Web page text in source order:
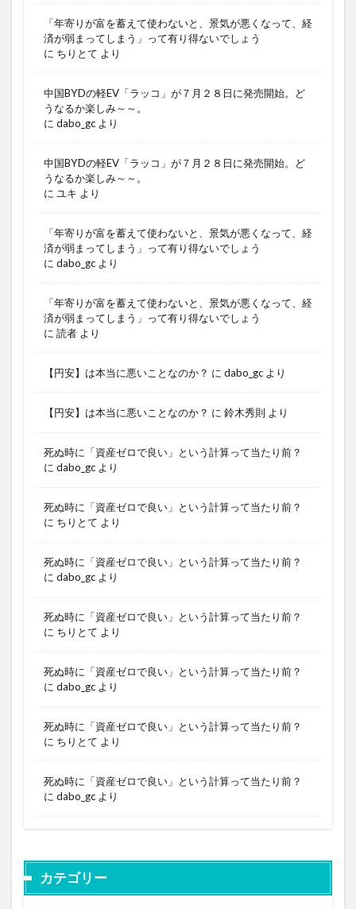
「年寄りが富を蓄えて使わないと、景気が悪くなって、経
済が弱まってしまう」って有り得ないでしょう
に ちりとて より
中国BYDの軽EV「ラッコ」が７月２８日に発売開始。ど
うなるか楽しみ～～。
に dabo_gc より
中国BYDの軽EV「ラッコ」が７月２８日に発売開始。ど
うなるか楽しみ～～。
に ユキ より
「年寄りが富を蓄えて使わないと、景気が悪くなって、経
済が弱まってしまう」って有り得ないでしょう
に dabo_gc より
「年寄りが富を蓄えて使わないと、景気が悪くなって、経
済が弱まってしまう」って有り得ないでしょう
に 読者 より
【円安】は本当に悪いことなのか？ に dabo_gc より
【円安】は本当に悪いことなのか？ に 鈴木秀則 より
死ぬ時に「資産ゼロで良い」という計算って当たり前？
に dabo_gc より
死ぬ時に「資産ゼロで良い」という計算って当たり前？
に ちりとて より
死ぬ時に「資産ゼロで良い」という計算って当たり前？
に dabo_gc より
死ぬ時に「資産ゼロで良い」という計算って当たり前？
に ちりとて より
死ぬ時に「資産ゼロで良い」という計算って当たり前？
に dabo_gc より
死ぬ時に「資産ゼロで良い」という計算って当たり前？
に ちりとて より
死ぬ時に「資産ゼロで良い」という計算って当たり前？
に dabo_gc より
カテゴリー